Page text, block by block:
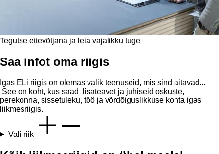
Tegutse ettevõtjana ja leia vajalikku tuge
Saa infot oma riigis
Igas ELi riigis on olemas valik teenuseid, mis sind aitavad...
See on koht, kus saad lisateavet ja juhiseid oskuste,
perekonna, sissetuleku, töö ja võrdõiguslikkuse kohta igas
liikmesriigis.
Vali riik